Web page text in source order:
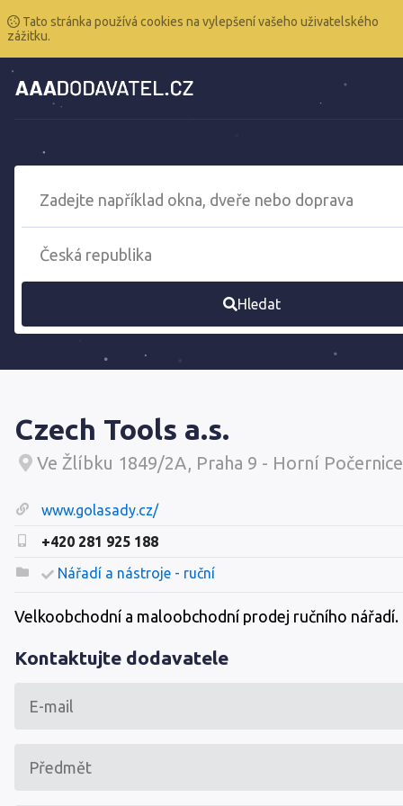
Tato stránka používá cookies na vylepšení vašeho uživatelského
zážitku.
Hledat
Czech Tools a.s.
Ve Žlíbku 1849/2A, Praha 9 - Horní
www.golasady.cz/
+420 281 925 188
Nářadí a nástroje - ruční
Velkoobchodní a maloobchodní prodej ručního nářadí.
Kontaktujte dodavatele